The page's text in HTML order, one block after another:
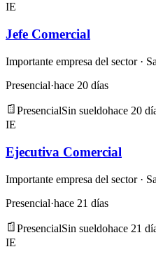
IE
Jefe Comercial
Importante empresa del sector·
Presencial·hace 20 días
PresencialSin sueldohace 20
IE
Ejecutiva Comercial
Importante empresa del sector·
Presencial·hace 21 días
PresencialSin sueldohace 21
IE